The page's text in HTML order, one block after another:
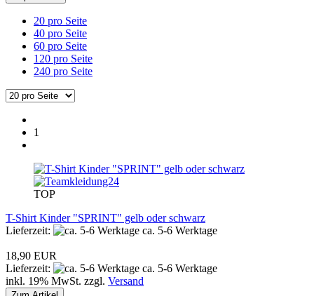
20 pro Seite
40 pro Seite
60 pro Seite
120 pro Seite
240 pro Seite
1
TOP
T-Shirt Kinder "SPRINT" gelb oder schwarz
Lieferzeit:
ca. 5-6 Werktage
18,90 EUR
Lieferzeit:
ca. 5-6 Werktage
inkl. 19% MwSt. zzgl. Versand